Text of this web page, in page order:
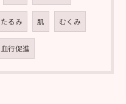
たるみ 肌 むくみ
血行促進